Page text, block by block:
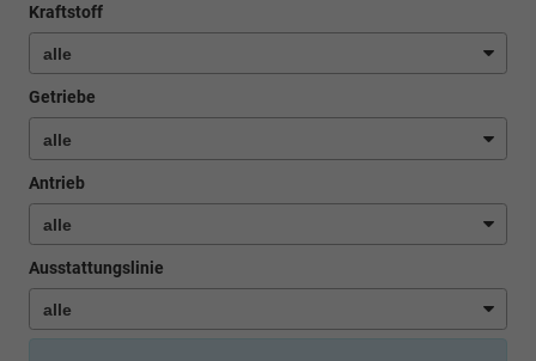
Kraftstoff
Getriebe
Antrieb
Ausstattungslinie